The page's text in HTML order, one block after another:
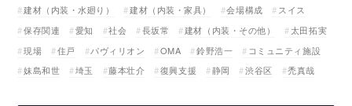
建材（内装・水廻り）
建材（内装・家具） 会場構成
スイス
保存関連
愛知 社会 長坂常 建材（内装・その他）
太田拓実
現場
住戸 パヴィリオン OMA 鈴野浩一
コミュニティ施設
妹島和世
埼玉 藤本壮介 復興支援 静岡 渋谷区 禿真哉